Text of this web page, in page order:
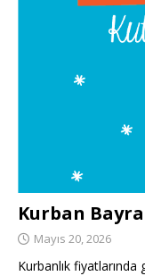
Kurban
Mayıs 20, 2026
Kurbanlık